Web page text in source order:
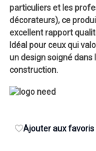
particuliers et les
décorateurs), ce
excellent rapport
Idéal pour ceux qui
un design soigné
construction.
Ajouter aux favoris